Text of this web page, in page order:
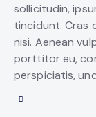
sollicitudin,
tincidunt. Cras
nisi. Aenean
porttitor eu,
perspiciatis,